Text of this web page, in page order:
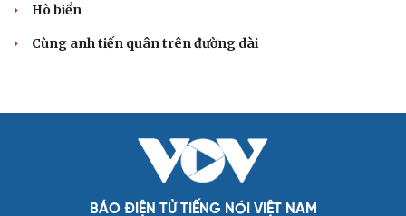
Hò biển
Cùng anh tiến quân trên đường dài
BÁO ĐIỆN TỬ TIẾNG NÓI VIỆT NAM